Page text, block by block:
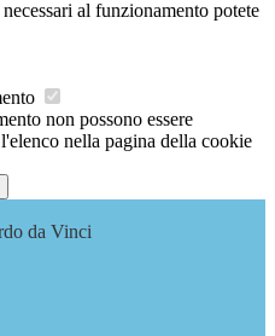
al funzionamento potete
non possono essere
nella pagina della cookie
da Vinci